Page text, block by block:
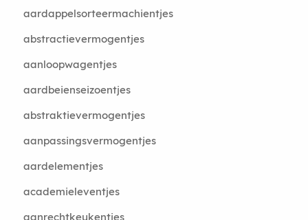
aardappelsorteermachientjes
abstractievermogentjes
aanloopwagentjes
aardbeienseizoentjes
abstraktievermogentjes
aanpassingsvermogentjes
aardelementjes
academieleventjes
aanrechtkeukentjes